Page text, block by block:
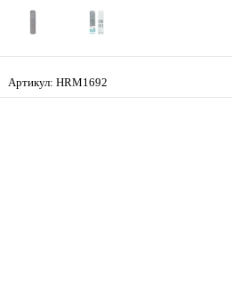
Артикул: HRM1692